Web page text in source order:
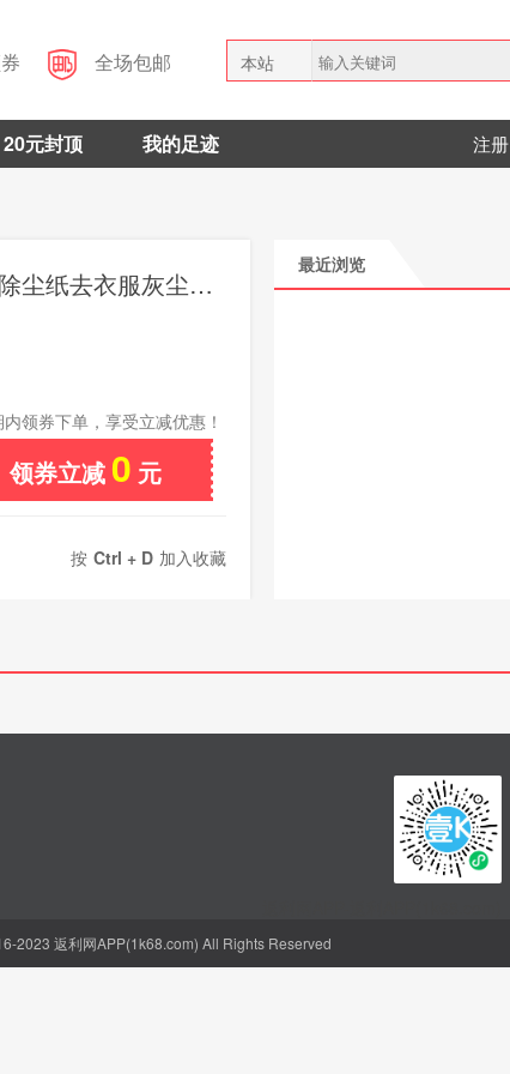
 全场包邮
本站
20元封顶 我的足迹 注册
衣服灰尘除毛器30撕
领券下单，享受立减优惠！
领券立减 0 元
按 Ctrl + D 加入收藏
最近浏览
购物省钱神器
返利网APP(1k68.com) All Rights Reserved